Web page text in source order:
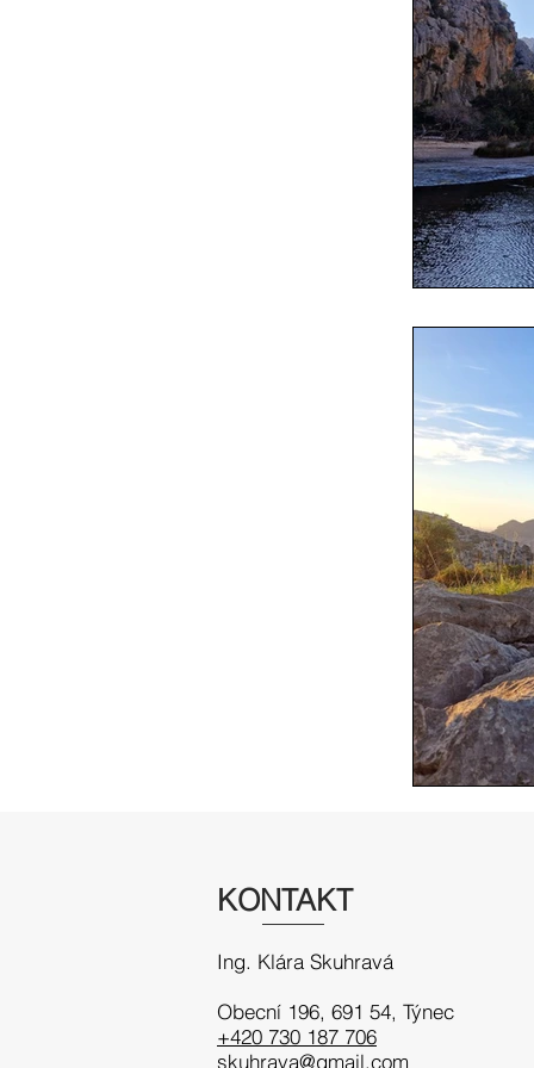
KONTAKT
Ing. Klára Skuhravá
Obecní 196, 691 54, Týnec
+420 730 187 706
skuhrava@gmail.com